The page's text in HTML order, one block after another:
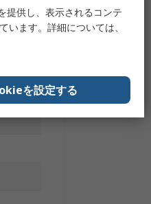
提供し、表示されるコンテ
ます。詳細については、
を設定する